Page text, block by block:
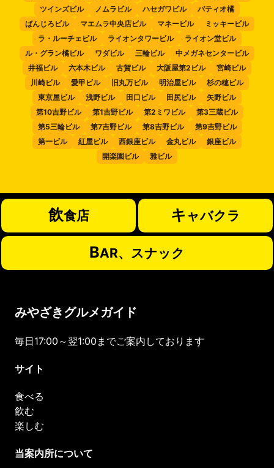
ツインズビル
ノムラビル ハセガワビル
パティオ橘
ばんじろビル
マエムラ中央店ビル マネービル
ミッキービル
ラ・ルーチェビル
ライオンタワービル
ライオン堂ビル
ル・グラン橘ビル
ワダビル 三輪ビル
中メガネセンタービル
井福ビル
六本木ビル 古賀ビル 大阪屋第2ビル
宮崎ビル
川崎ビル
愛甲ビル 旧丸万ビル 明治屋ビル
杉の穂ビル
東京屋ビル
浅野ビル 田口ビル 田尻ビル
矢野ビル
第10吉野ビル
第1吉野ビル 第2ミワビル
第3三蔵ビル
第5三輪ビル
第7吉野ビル 第8吉野ビル
第9吉野ビル
第一ビル
紅屋ビル 西銀座ビル 金丸ビル
銀座ビル
開楽園ビル
雅ビル
飲食店 キ ャバクラ
BAR、スナック
みやざきグルメガイド
毎日17:00～翌1:00までご案内しております
サイト
食べる
飲む
楽しむ
当案内所について